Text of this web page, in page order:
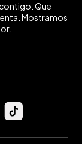
Que
Mostramos